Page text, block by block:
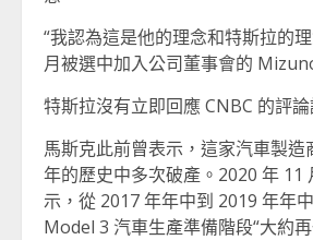
“我認為這是他的理念和特斯拉的
月被選中加入公司董事會的
特斯拉沒有立即回應 CNBC 的評論
馬斯克此前曾表示，這家汽車製造
年的歷史中多次破產。2020 年 11
示，從 2017 年年中到 2019 年年
Model 3 汽車生產準備階段“大約